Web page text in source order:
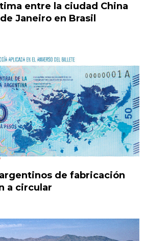
entre la ciudad China
Janeiro en Brasil
de fabricación
a circular